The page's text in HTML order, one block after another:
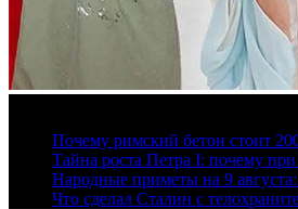
Почему римский бетон стоит
Тайна роста Петра I: почему
Народные приметы на 9
Что сделал Сталин с